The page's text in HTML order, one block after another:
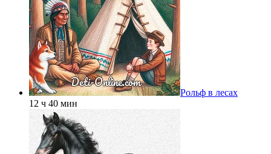
Рольф в лесах
12 ч 40 мин